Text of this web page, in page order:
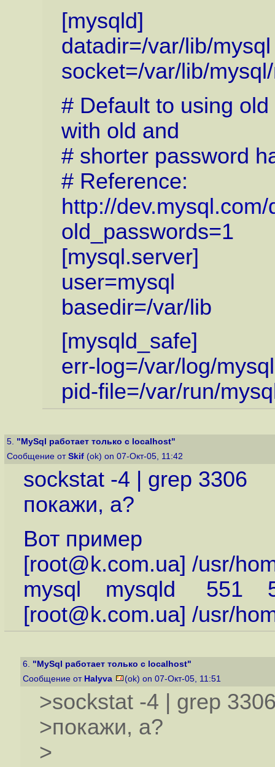
[mysqld]
datadir=/var/lib/mysql
socket=/var/lib/
# Default to using
with old and
# shorter password
# Reference:
http://
old_passwords=1
[mysql.server]
user=mysql
basedir=/var/lib
[mysqld_safe]
err-log=/var/log/
pid-file=/var/run/
5. "MySql работает только с localhost"
Сообщение от Skif (ok) on 07-Окт-05, 11:42
sockstat -4 | grep 3306
покажи, а?
Вот пример
[root@k.com.ua] /usr/
mysql mysqld
[root@k.com.ua] /usr/
6. "MySql работает только с localhost"
Сообщение от Halyva (ok) on 07-Окт-05, 11:51
>sockstat -4 | grep
>покажи, а?
>